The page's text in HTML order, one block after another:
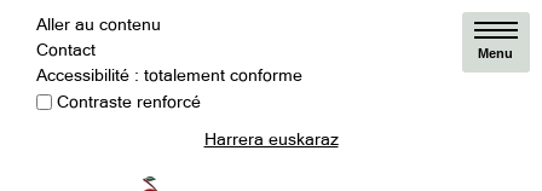
Aller au contenu
Contact
Accessibilité : totalement conforme
Contraste renforcé
Harrera euskaraz
Menu